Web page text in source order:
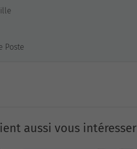
Poste
aussi vous intéresser